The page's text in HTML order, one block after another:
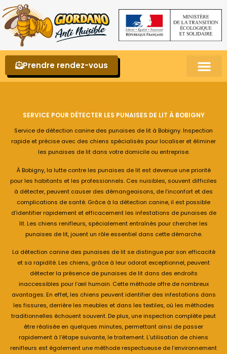
Prendre rendez-vous
SERVICE POUR DÉTECTER LES PUNAISES DE LIT À BOBIGNY
Service de détection canine des punaises de lit à Bobigny. Inspection
rapide et précise avec des chiens spécialisés pour localiser et éliminer
les punaises de lit dans votre domicile ou entreprise.
À Bobigny, la lutte contre les punaises de lit est devenue une priorité
pour les habitants et les professionnels. Ces nuisibles, souvent difficiles
à détecter, peuvent causer des démangeaisons, de l’inconfort et des
complications de santé. Grâce à la détection canine, il est possible
d’identifier rapidement et efficacement les infestations de punaises de
lit. Les chiens renifleurs, spécialement entraînés pour chercher les
punaises de lit, jouent un rôle essentiel dans cette démarche.
La détection canine des punaises de lit se distingue par son efficacité
et sa rapidité. Les chiens, grâce à leur odorat exceptionnel, peuvent
détecter la présence de punaises de lit dans des endroits
inaccessibles pour l’œil humain. Cette méthode offre de nombreux
avantages. En effet, les chiens peuvent identifier des infestations dans
les fissures, derrière les meubles et dans les textiles, où les méthodes
traditionnelles échouent souvent. De plus, une inspection complète peut
être réalisée en quelques minutes, permettant ainsi de passer
rapidement à l’étape suivante, le traitement. L’utilisation de chiens
renifleurs est également une méthode respectueuse de l’environnement